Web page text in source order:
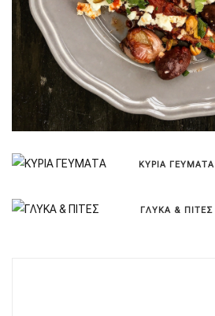
ΚΥΡΙΑ ΓΕΥΜΑΤΑ
ΓΛΥΚΑ & ΠΙΤΕΣ